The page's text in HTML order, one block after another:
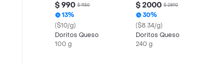
$ 990 $ 1150
13%
($10/g)
Doritos Queso
100 g
$ 2000 $ 2890
30%
($8.34/g)
Doritos Queso
240 g